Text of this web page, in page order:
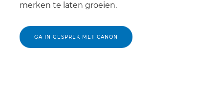
merken te laten groeien.
GA IN GESPREK MET CANON